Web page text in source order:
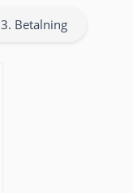
3. Betalning